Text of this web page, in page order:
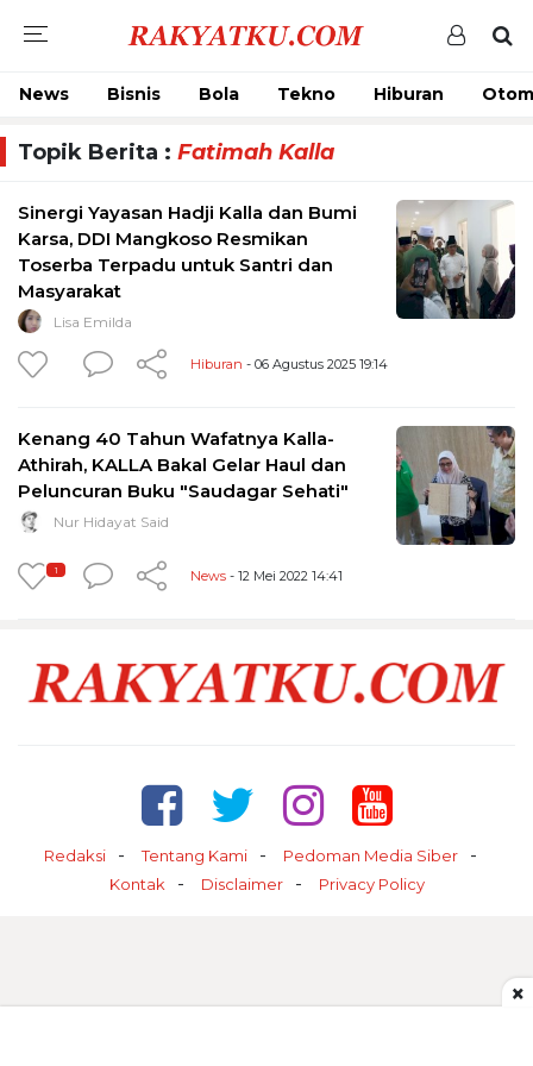
News Bisnis Bola Tekno Hiburan
Topik Berita : Fatimah Kalla
Sinergi Yayasan Hadji Kalla dan Bumi
Karsa, DDI Mangkoso Resmikan
Toserba Terpadu untuk Santri dan
Masyarakat
Lisa Emilda
Hiburan - 06 Agustus 2025 19:14
Kenang 40 Tahun Wafatnya Kalla-
Athirah, KALLA Bakal Gelar Haul dan
Peluncuran Buku "Saudagar Sehati"
Nur Hidayat Said
1 News - 12 Mei 2022 14:41
Redaksi Tentang Kami
Pedoman Media Siber
Kontak
Disclaimer Privacy Policy
×